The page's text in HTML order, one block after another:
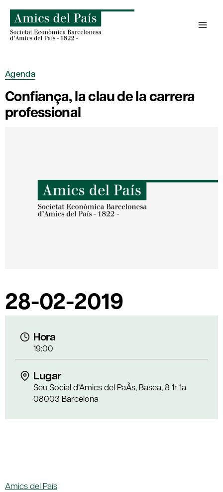
content
Agenda
Confiança, la clau de la carrera
professional
28-02-2019
Hora
19:00
Lugar
Seu Social d’Amics del PaÃ­s, Basea, 8 1r 1a
08003 Barcelona
Amics del País